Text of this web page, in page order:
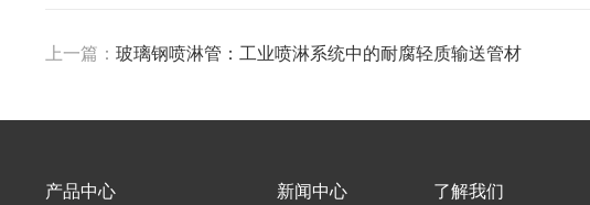
上一篇： 玻璃钢喷淋管：工业喷淋系统中的耐腐轻质输送管材
产品中心 新闻中心 了解我们